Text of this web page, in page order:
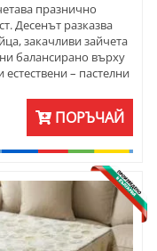
празнично
Десенът разказва
закачливи зайчета
балансирано върху
– пастелни
които допълват
полиестер пада
дипли.
така и за по-дълго
ПОРЪЧАЙ